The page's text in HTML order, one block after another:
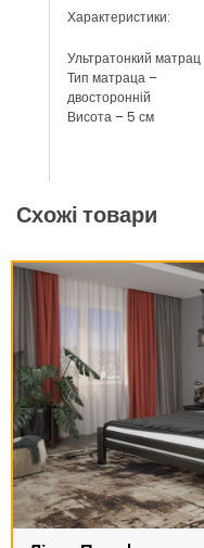
Характеристики:
Ультратонкий матрац
Тип матраца –
двосторонній
Висота – 5 см
Схожі товари